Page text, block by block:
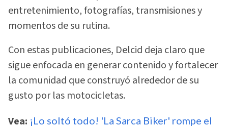
entretenimiento, fotografías, transmisiones y
momentos de su rutina.
Con estas publicaciones, Delcid deja claro que
sigue enfocada en generar contenido y fortalecer
la comunidad que construyó alrededor de su
gusto por las motocicletas.
Vea: ¡Lo soltó todo! 'La Sarca Biker' rompe el